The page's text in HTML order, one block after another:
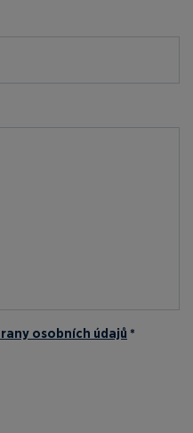
osobních údajů *